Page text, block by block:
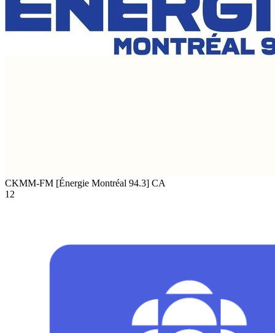
CKMM-FM [Énergie Montréal 94.3] CA
12